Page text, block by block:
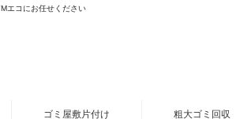
エコにお任せください
ゴミ屋敷片付け 粗大ゴミ回収